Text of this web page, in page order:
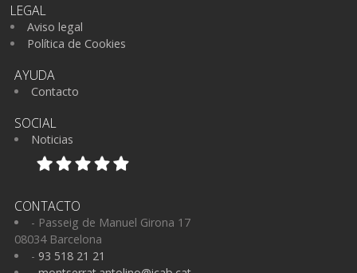
LEGAL
Aviso legal
Política de Cookies
AYUDA
Contacto
SOCIAL
Noticias
CONTACTO
- Passeig de Manuel Girona 17
08034 Barcelona
- 93 518 21 21